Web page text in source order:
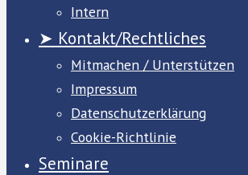
Intern
➤ Kontakt/Rechtliches
Mitmachen / Unterstützen
Impressum
Datenschutzerklärung
Cookie-Richtlinie
Seminare